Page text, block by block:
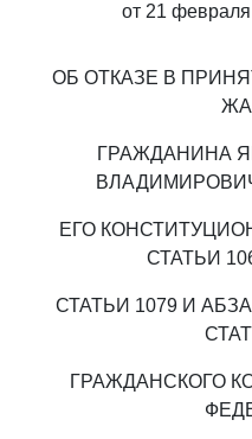
от 21
ОБ ОТКАЗЕ В
ГРАЖДАНИНА
ЕГО
СТАТЬИ
СТАТЬИ 1079 И
ГРАЖДАНСКОГО